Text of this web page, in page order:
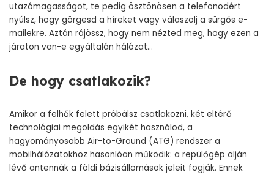
utazómagasságot, te pedig ösztönösen a telefonodért
nyúlsz, hogy görgesd a híreket vagy válaszolj a sürgős e-
mailekre. Aztán rájössz, hogy nem nézted meg, hogy ezen a
járaton van-e egyáltalán hálózat…
De hogy csatlakozik?
Amikor a felhők felett próbálsz csatlakozni, két eltérő
technológiai megoldás egyikét használod, a
hagyományosabb Air-to-Ground (ATG) rendszer a
mobilhálózatokhoz hasonlóan működik: a repülőgép alján
lévő antennák a földi bázisállomások jeleit fogják. Ennek